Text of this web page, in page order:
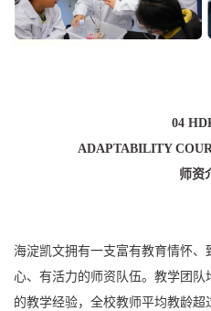
04
ADAPTABILITY
师资
海淀凯文拥有一支富有教育情怀
心、有活力的师资队伍。教学团
的教学经验，全校教师平均教龄